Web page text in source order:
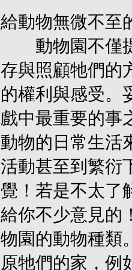
給動物無微不至
動物園不僅提
存與照顧牠們的
的權利與感受。
戲中最重要的事
動物的日常生活
活動甚至到繁衍
覺！若是不太了
給你不少意見的
物園的動物種類
原牠們的家，例